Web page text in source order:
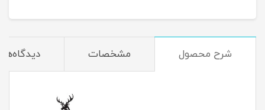
شرح محصول مشخصات دیدگاه‌ها